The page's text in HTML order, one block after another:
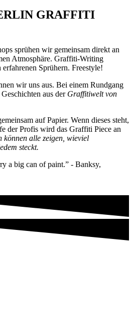
GRAFFITI
sprühen wir gemeinsam direkt an
Atmosphäre. Graffiti-Writing
Sprühern. Freestyle!
wir uns aus. Bei einem Rundgang
aus der Graffitiwelt von
auf Papier. Wenn dieses steht,
der Profis wird das Graffiti Piece an
können alle zeigen, wieviel
steckt.
a big can of paint.” - Banksy,